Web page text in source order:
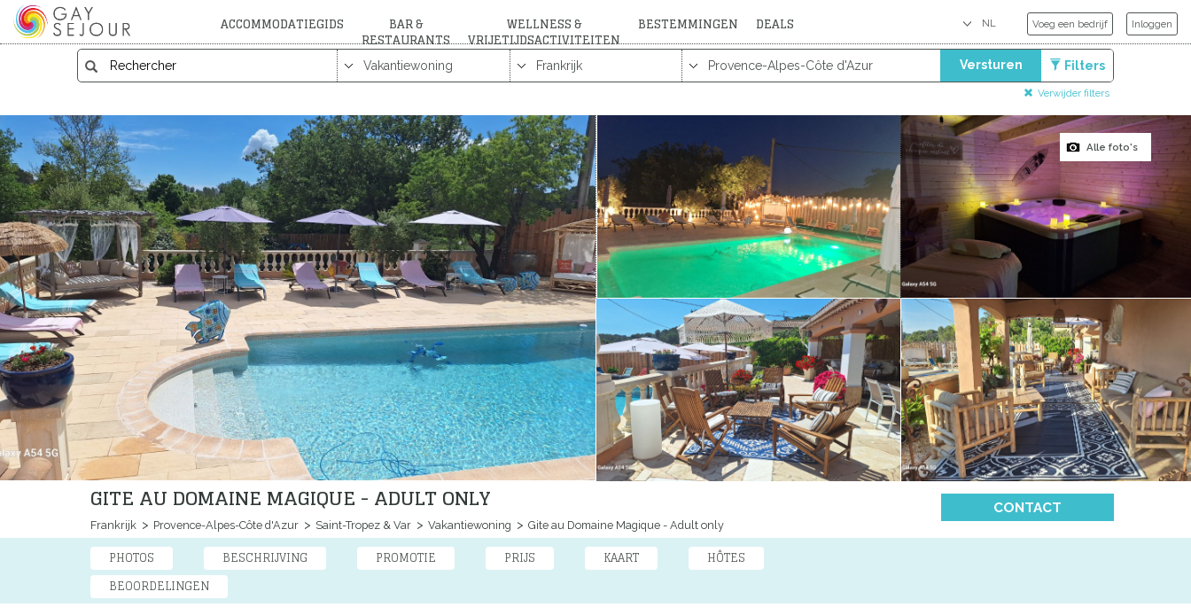
ACCOMMODATIEGIDS BAR &
RESTAURANTS
WELLNESS &
VRIJETIJDSACTIVITEITEN
BESTEMMINGEN DEALS Voeg een bedrijf Inloggen
Versturen Filters
Verwijder filters
Alle foto's
GITE AU DOMAINE MAGIQUE - ADULT ONLY
Frankrijk Provence-Alpes-Côte d'Azur Saint-Tropez & Var Vakantiewoning Gite au Domaine Magique - Adult only
CONTACT
PHOTOS BESCHRIJVING PROMOTIE PRIJS KAART
HÔTES
BEOORDELINGEN